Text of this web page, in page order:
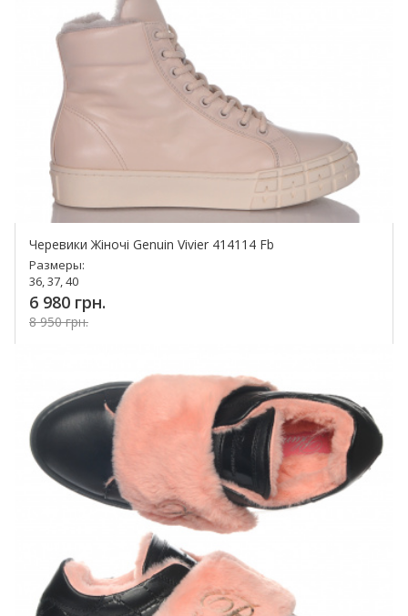
Черевики Жіночі Genuin Vivier 414114 Fb
Размеры:
36, 37, 40
6 980 грн.
8 950 грн.